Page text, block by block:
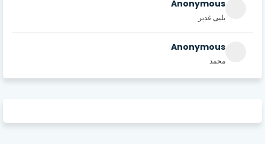
Anonymous
يلبى غدير
Anonymous
محمد